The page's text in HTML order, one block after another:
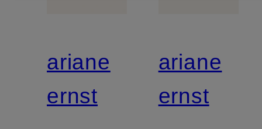
ariane
ernst
ariane
ernst